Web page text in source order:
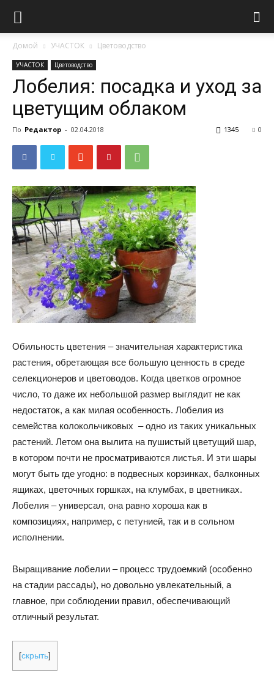
Домой УЧАСТОК Цветоводство
УЧАСТОК Цветоводство
Лобелия: посадка и уход за
цветущим облаком
По Редактор - 02.04.2018 0
1345
Обильность цветения – значительная характеристика
растения, обретающая все большую ценность в среде
селекционеров и цветоводов. Когда цветков огромное
число, то даже их небольшой размер выглядит не как
недостаток, а как милая особенность. Лобелия из
семейства колокольчиковых – одно из таких уникальных
растений. Летом она вылита на пушистый цветущий шар,
в котором почти не просматриваются листья. И эти шары
могут быть где угодно: в подвесных корзинках, балконных
ящиках, цветочных горшках, на клумбах, в цветниках.
Лобелия – универсал, она равно хороша как в
композициях, например, с петунией, так и в сольном
исполнении.
Выращивание лобелии – процесс трудоемкий (особенно
на стадии рассады), но довольно увлекательный, а
главное, при соблюдении правил, обеспечивающий
отличный результат.
[скрыть]